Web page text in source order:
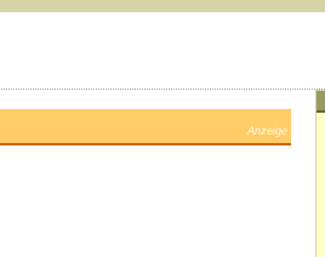
Anzeige